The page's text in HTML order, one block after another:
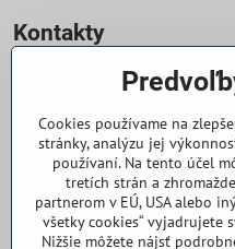
Kontakty
0918 708 070
+421 32 7443 844
+421 32 7445 133
Cookies používame na
stránky, analýzu jej
používaní. Na tento účel
tretích strán a
partnerom v EÚ, USA alebo
všetky cookies“ vyjadrujete
Nižšie môžete nájsť